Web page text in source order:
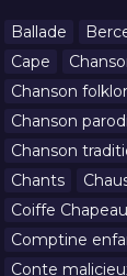
Ballade
Cape
Chanson
Chanson
Chanson
Chants
Coiffe Chapeau
Comptine
Conte